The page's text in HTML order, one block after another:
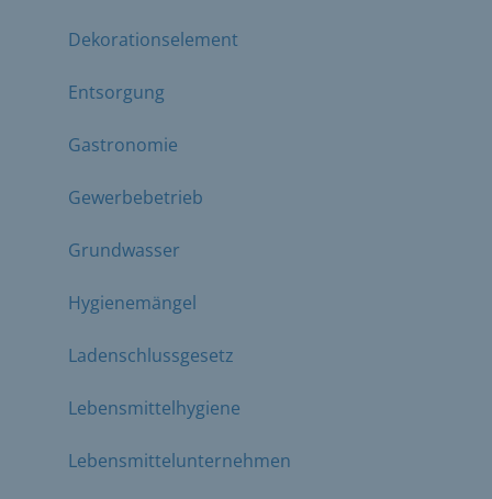
Dekorationselement
Entsorgung
Gastronomie
Gewerbebetrieb
Grundwasser
Hygienemängel
Ladenschlussgesetz
Lebensmittelhygiene
Lebensmittelunternehmen